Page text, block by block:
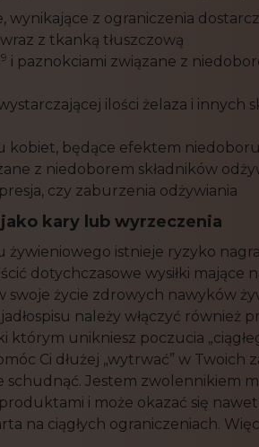
wynikające z ograniczenia
z tkanką tłuszczową
9 i paznokciami związane z
ilości żelaza i innych
kobiet, będące efektem
z niedoborem składników
czy zaburzenia odżywiania
kary lub wyrzeczenia
istnieje ryzyko
dotychczasowe wysiłki mające
życie zdrowych nawyków
należy włączyć również
którym unikniesz poczucia
Ci dłużej „wytrwać” w Twoich
schudnąć. Jestem zwolennikiem
i może okazać się
na ciągłych ograniczeniach.